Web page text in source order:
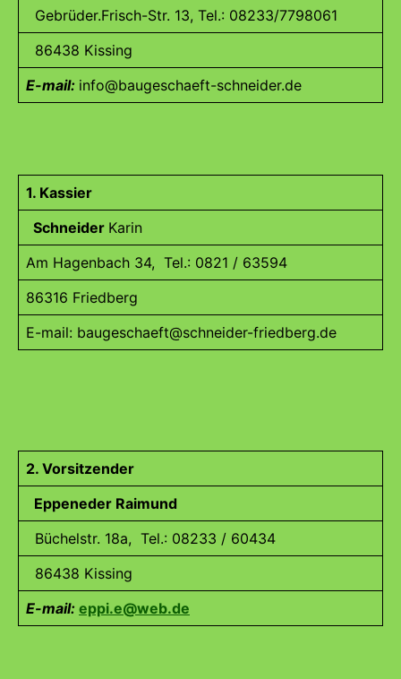
Gebrüder.Frisch-Str. 13, Tel.: 08233/7798061
86438 Kissing
E-mail: info@baugeschaeft-schneider.de
1. Kassier
Schneider Karin
Am Hagenbach 34, Tel.: 0821 / 63594
86316 Friedberg
E-mail: baugeschaeft@schneider-friedberg.de
2. Vorsitzender
Eppeneder Raimund
Büchelstr. 18a, Tel.: 08233 / 60434
86438 Kissing
E-mail: eppi.e@web.de